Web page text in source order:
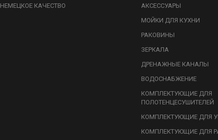
НЕМЕЦКОЕ КАЧЕСТВО
АКСЕССУАРЫ
МОЙКИ ДЛЯ КУХНИ
РАКОВИНЫ
ЗЕРКАЛА
ДРЕНАЖНЫЕ КАНАЛЫ
ВОДОСНАБЖЕНИЕ
КОМПЛЕКТУЮЩИЕ ДЛЯ
ПОЛОТЕНЦЕСУШИТЕЛЕЙ
КОМПЛЕКТУЮЩИЕ ДЛЯ
КОМПЛЕКТУЮЩИЕ ДЛЯ